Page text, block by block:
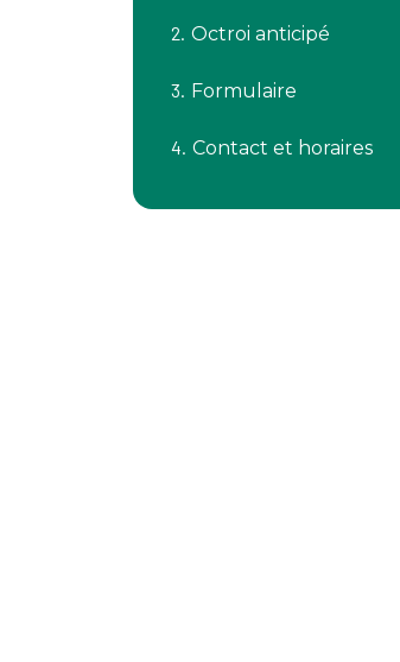
Octroi anticipé
Formulaire
Contact et horaires